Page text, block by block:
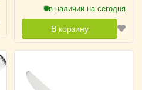
в наличии на сегодня
В корзину